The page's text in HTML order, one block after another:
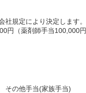
規定により決定します。
円（薬剤師手当100,000円
の他手当(家族手当)